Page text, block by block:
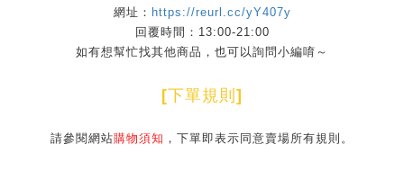
網址： https://reurl.cc/yY407y
回覆時間：13:00-21:00
如有想幫忙找其他商品，也可以詢問小編唷～
[下單規則 ]
請參閱網站購物須知 ，下單即表示同意賣場所有規則。